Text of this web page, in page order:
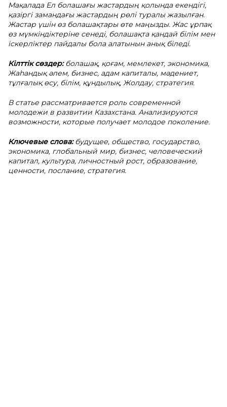
Мақалада Ел болашағы жастардың қолында екендігі,
қазіргі замандағы жастардың рөлі туралы жазылған.
Жастар үшін өз болашақтары өте маңызды. Жас ұрпақ
өз мүмкіндіктеріне сенеді, болашақта қандай білім мен
іскерліктер пайдалы бола алатынын анық біледі.
Кілттік сөздер:болашақ, қоғам, мемлекет, экономика,
Жаһандық әлем, бизнес, адам капиталы, мәдениет,
тұлғалық өсу, білім, құндылық, Жолдау, стратегия.
В статье рассматривается роль современной
молодежи в развитии Казахстана. Анализируются
возможности, которые получает молодое поколение.
Ключевые слова:будущее, общество, государство,
экономика, глобальный мир, бизнес, человеческий
капитал, культура, личностный рост, образование,
ценности, послание, стратегия.